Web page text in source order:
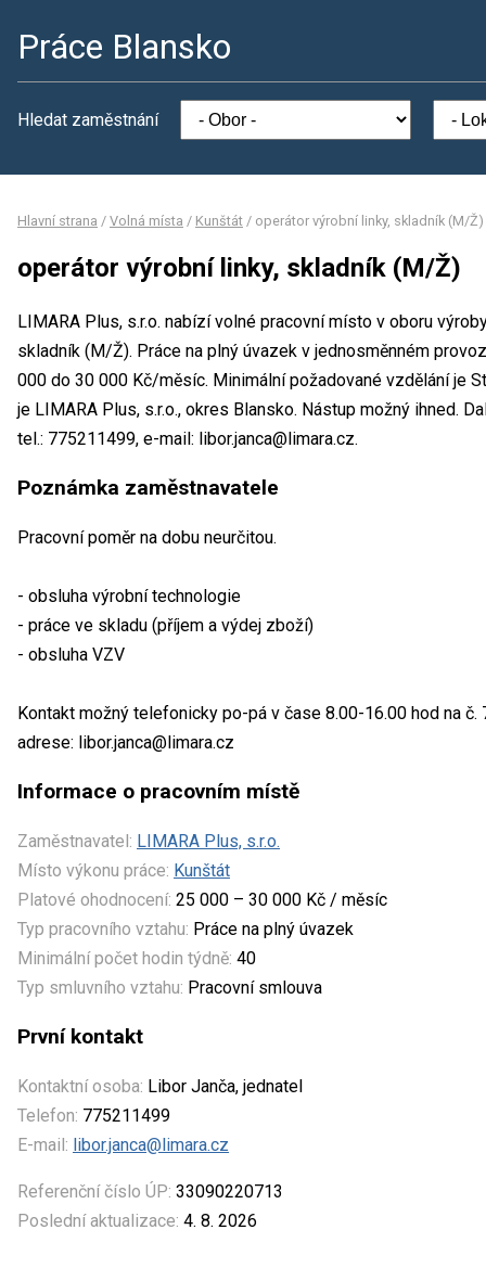
Práce Blansko
Hledat zaměstnání
Hlavní strana / Volná místa / Kunštát / operátor výrobní linky, skladník (M/Ž)
operátor výrobní linky, skladník (M/Ž)
LIMARA Plus, s.r.o. nabízí volné pracovní místo v oboru
skladník (M/Ž). Práce na plný úvazek v jednosměnném
000 do 30 000 Kč/měsíc. Minimální požadované vzdělání je
je LIMARA Plus, s.r.o., okres Blansko. Nástup možný ihned.
tel.: 775211499, e-mail: libor.janca@limara.cz.
Poznámka zaměstnavatele
Pracovní poměr na dobu neurčitou.
- obsluha výrobní technologie
- práce ve skladu (příjem a výdej zboží)
- obsluha VZV
Kontakt možný telefonicky po-pá v čase 8.00-16.00 hod na
adrese: libor.janca@limara.cz
Informace o pracovním místě
Zaměstnavatel: LIMARA Plus, s.r.o.
Místo výkonu práce: Kunštát
Platové ohodnocení: 25 000 – 30 000 Kč / měsíc
Typ pracovního vztahu: Práce na plný úvazek
Minimální počet hodin týdně: 40
Typ smluvního vztahu: Pracovní smlouva
První kontakt
Kontaktní osoba: Libor Janča, jednatel
Telefon: 775211499
E-mail: libor.janca@limara.cz
Referenční číslo ÚP: 33090220713
Poslední aktualizace: 4. 8. 2026